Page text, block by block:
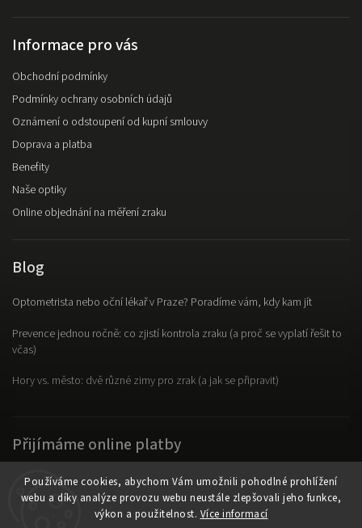
Používáme cookies, abychom Vám umožnili pohodlné prohlížení
webu a díky analýze provozu webu neustále zlepšovali jeho funkce,
výkon a použitelnost. Více informací
Informace pro vás
Obchodní podmínky
Podmínky ochrany osobních údajů
Oznámení o odstoupení od kupní smlouvy
Doprava a platba
Benefity
Naše optiky
Online objednání na měření zraku
Blog
Optometrista nebo oční lékař v Praze? Poradíme vám, kdy kam jít
Prevence jednou ročně: co zjistí kontrola zraku (a proč se vyplatí řešit to
včas)
Hory vs. město: dvě různé zimy pro zrak (a jak se připravit)
Přijímáme online platby